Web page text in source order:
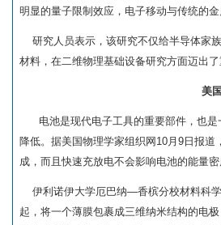
明显的量子限制效应，电子移动与传统的
研究人员表示，该研究不仅给半导体家
材料，在二维物理基础设备研究方面迈出了
美
电池是现代电子工具的重要部件，也是
降低。据美国物理学家组织网10月9日报
成，而且快速充放电不会影响电池的能量
伊利诺伊大学厄巴纳—香槟分校材料科学
起，将一个薄膜包裹成三维纳米结构的电